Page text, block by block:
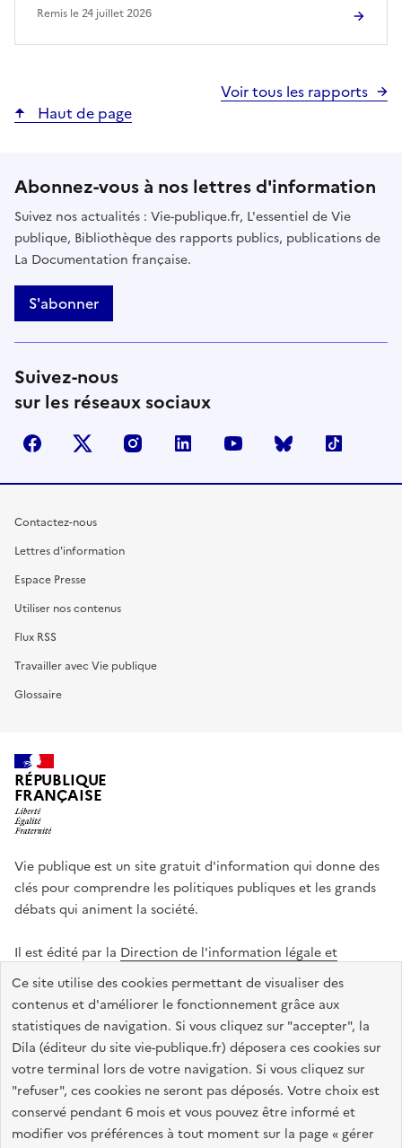
Ce site utilise des cookies permettant de visualiser des
contenus et d'améliorer le fonctionnement grâce aux
statistiques de navigation. Si vous cliquez sur "accepter", la
Dila (éditeur du site vie-publique.fr) déposera ces cookies sur
votre terminal lors de votre navigation. Si vous cliquez sur
"refuser", ces cookies ne seront pas déposés. Votre choix est
conservé pendant 6 mois et vous pouvez être informé et
modifier vos préférences à tout moment sur la page « gérer
Remis le24 juillet 2026
Voir tous les rapports
Haut de page
Abonnez-vous à nos lettres d'information
Suivez nos actualités : Vie-publique.fr, L'essentiel de Vie
publique, Bibliothèque des rapports publics, publications de
La Documentation française.
S'abonner
Suivez-nous
sur les réseaux sociaux
facebook X (anciennement Twitter)
instagramlinkedin youtube Bluesky
Contactez-nous
Lettres d'information
Espace Presse
Utiliser nos contenus
Flux RSS
Travailler avec Vie publique
Glossaire
RÉPUBLIQUE
FRANÇAISE
Vie publique est un site gratuit d'information qui donne des
clés pour comprendre les politiques publiques et les grands
débats qui animent la société.
Il est édité par la Direction de l'information légale et
administrative
legifrance.gouv.fr info.gouv.fr
data.gouv.fr
service-public.gouv.fr
Accessibilité : totalement conforme Données personnelles